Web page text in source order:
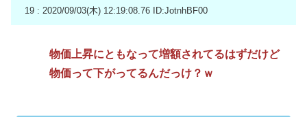
19 : 2020/09/03(木) 12:19:08.76 ID:JotnhBF00
物価上昇にともなって増額されてるはずだけど
物価って下がってるんだっけ？ｗ